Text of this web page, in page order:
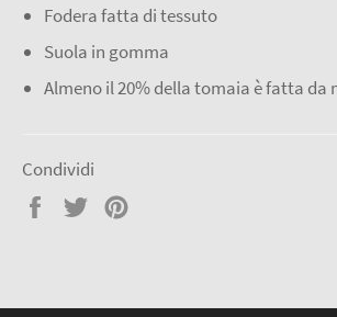
Fodera fatta di tessuto
Suola in gomma
Almeno il 20% della tomaia è fatta
Condividi
Condividi
Twitta